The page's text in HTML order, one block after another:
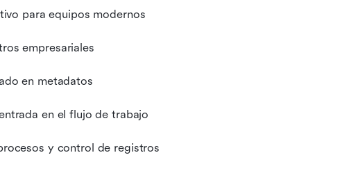
para equipos modernos
empresariales
en metadatos
en el flujo de trabajo
y control de registros